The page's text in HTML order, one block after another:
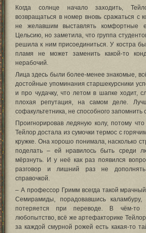
Когда солнце начало заходить,
возвращаться в номер вновь сражаться с
не желавшим выставлять комфортные
Цельсию, но заметила, что группа
решила к ним присоединиться. У костра
пламя не может заменить какой-то
нерабочий.
Лица здесь были более-менее знакомые,
достойные упоминания старшекурсники
и про чудачку, что летом в шапке ходит,
плохая репутация, на самом деле.
софакультетника, не способного запомнить
Проигнорировав ледяную колу, потому
Тейлор достала из сумочки термос с
кружке. Она хорошо понимала, насколько
поделать – ей нравилось быть среди
мёрзнуть. И у неё как раз появился
разговор и лишний раз не дополнять
справочкой.
– А профессор Гримм всегда такой
Семирамиды, порадовавшись каламбуру,
потеряется при переводе. В чём-то
любопытство, всё же артефакторике
за каждой смурной рожей есть какая-то